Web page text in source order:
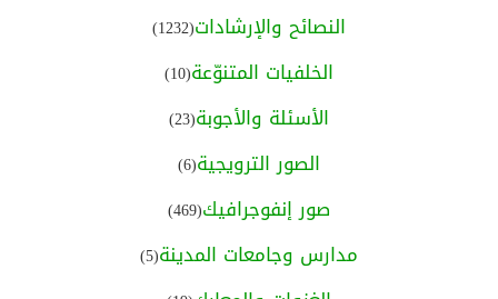
النصائح والإرشادات(1232)
الخلفيات المتنوّعة(10)
الأسئلة والأجوبة(23)
الصور الترويجية(6)
صور إنفوجرافيك(469)
مدارس وجامعات المدينة(5)